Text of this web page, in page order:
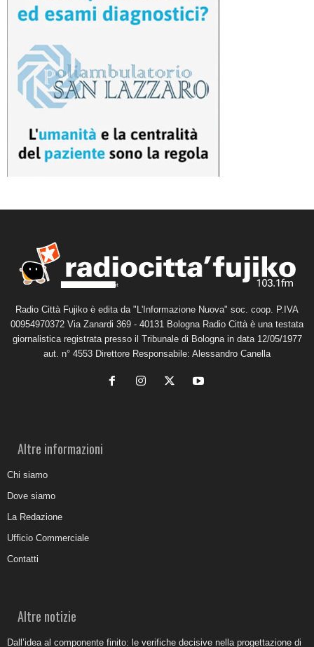
Radio Città Fujiko è edita da "L'Informazione Nuova" soc. coop. P.IVA
00954970372 Via Zanardi 369 - 40131 Bologna Radio Città è una testata
giornalistica registrata presso il Tribunale di Bologna in data 12/05/1977
aut. n° 4553 Direttore Responsabile: Alessandro Canella
Altre informazioni
Chi siamo
Dove siamo
La Redazione
Ufficio Commerciale
Contatti
Altre notizie
Dall’idea al componente finito: le verifiche decisive nella progettazione di